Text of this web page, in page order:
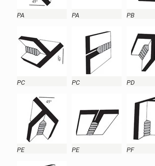
PA PA PB
PC PC PD
PE PE PF